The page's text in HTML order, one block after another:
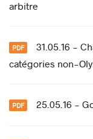
arbitre
31.05.16 -
catégories non-
25.05.16 -